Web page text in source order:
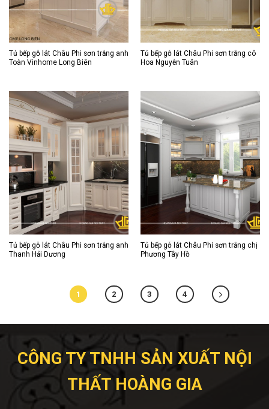
Tủ bếp gỗ lát Châu Phi sơn trắng anh
Toàn Vinhome Long Biên
Tủ bếp gỗ lát Châu Phi sơn trắng cô
Hoa Nguyễn Tuân
Tủ bếp gỗ lát Châu Phi sơn trắng anh
Thanh Hải Dương
Tủ bếp gỗ lát Châu Phi sơn trắng chị
Phương Tây Hồ
1 2 3 4
CÔNG TY TNHH SẢN XUẤT NỘI
THẤT HOÀNG GIA